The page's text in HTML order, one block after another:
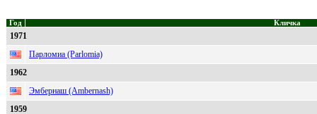
Год Кличка
1971
Парломиа (Parlomia)
1962
Эмбернаш (Ambernash)
1959